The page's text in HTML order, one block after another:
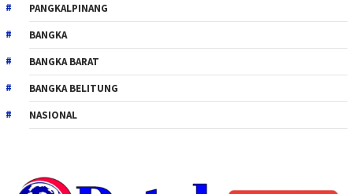
PANGKALPINANG
BANGKA
BANGKA BARAT
BANGKA BELITUNG
NASIONAL